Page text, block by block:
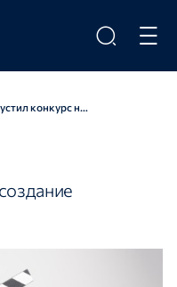
ИРИ запустил конкурс на создание национального контента